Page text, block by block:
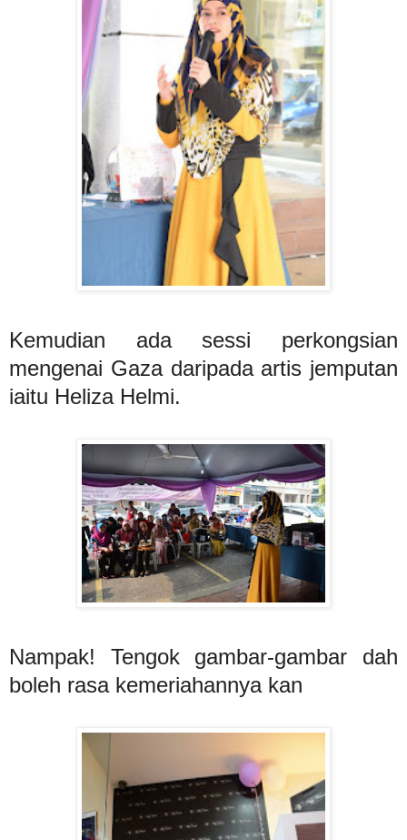
Kemudian ada sessi perkongsian
mengenai Gaza daripada artis jemputan
iaitu Heliza Helmi.
Nampak! Tengok gambar-gambar dah
boleh rasa kemeriahannya kan